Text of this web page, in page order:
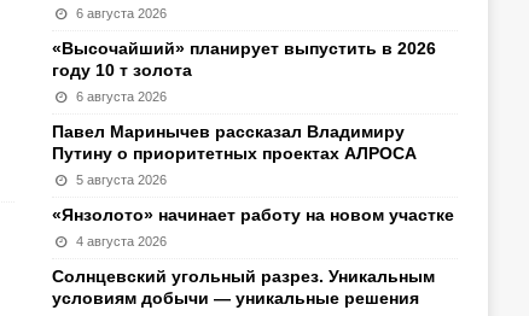
6 августа 2026
«Высочайший» планирует выпустить в 2026
году 10 т золота
6 августа 2026
Павел Маринычев рассказал Владимиру
Путину о приоритетных проектах АЛРОСА
5 августа 2026
«Янзолото» начинает работу на новом участке
4 августа 2026
Солнцевский угольный разрез. Уникальным
условиям добычи — уникальные решения